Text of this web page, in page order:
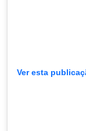
Ver esta